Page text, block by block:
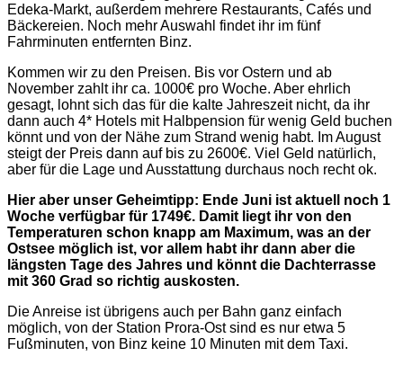
Edeka-Markt, außerdem mehrere Restaurants, Cafés und
Bäckereien. Noch mehr Auswahl findet ihr im fünf
Fahrminuten entfernten Binz.
Kommen wir zu den Preisen. Bis vor Ostern und ab
November zahlt ihr ca. 1000€ pro Woche. Aber ehrlich
gesagt, lohnt sich das für die kalte Jahreszeit nicht, da ihr
dann auch 4* Hotels mit Halbpension für wenig Geld buchen
könnt und von der Nähe zum Strand wenig habt. Im August
steigt der Preis dann auf bis zu 2600€. Viel Geld natürlich,
aber für die Lage und Ausstattung durchaus noch recht ok.
Hier aber unser Geheimtipp: Ende Juni ist aktuell noch 1
Woche verfügbar für 1749€. Damit liegt ihr von den
Temperaturen schon knapp am Maximum, was an der
Ostsee möglich ist, vor allem habt ihr dann aber die
längsten Tage des Jahres und könnt die Dachterrasse
mit 360 Grad so richtig auskosten.
Die Anreise ist übrigens auch per Bahn ganz einfach
möglich, von der Station Prora-Ost sind es nur etwa 5
Fußminuten, von Binz keine 10 Minuten mit dem Taxi.